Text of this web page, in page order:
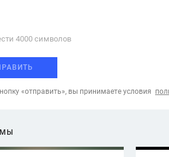
4000 cимволов
«отправить», вы принимаете условия